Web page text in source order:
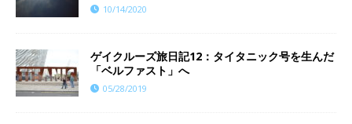
10/14/2020
ゲイクルーズ旅日記12：タイタニック号を生んだ
「ベルファスト」へ
05/28/2019